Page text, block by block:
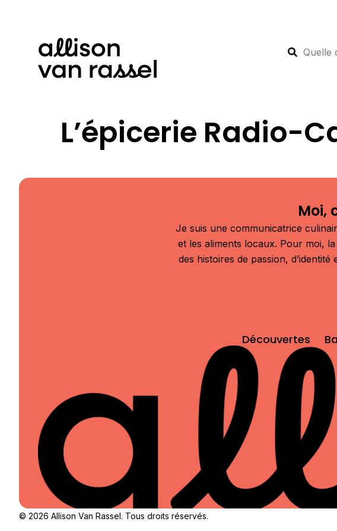
L’épicerie Radio-
Moi,
Je suis une communicatrice
et les aliments locaux. Pour moi,
des histoires de passion,
Découvertes
© 2026 Allison Van Rassel. Tous droits réservés.